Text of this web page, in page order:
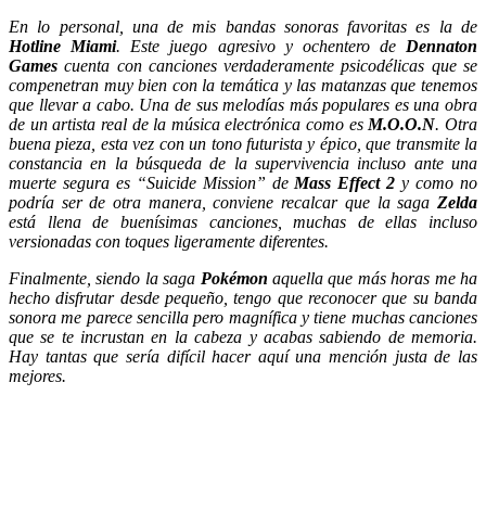
En lo personal, una de mis bandas sonoras favoritas es la de
Hotline Miami. Este juego agresivo y ochentero deDennaton
Games cuenta con canciones verdaderamente psicodélicas que se
compenetran muy bien con la temática y las matanzas que tenemos
que llevar a cabo. Una de sus melodías más populares es una obra
de un artista real de la música electrónica como es M.O.O.N.Otra
buena pieza, esta vez con un tono futurista y épico, que transmite la
constancia en la búsqueda de la supervivencia incluso ante una
muerte segura es “Suicide Mission” de Mass Effect 2y como no
podría ser de otra manera, conviene recalcar que la saga Zelda
está llena de buenísimas canciones, muchas de ellas incluso
versionadas con toques ligeramente diferentes.
Finalmente, siendo la saga Pokémon aquella que más horas me ha
hecho disfrutar desde pequeño, tengo que reconocer que su banda
sonora me parece sencilla pero magnífica y tiene muchas canciones
que se te incrustan en la cabeza y acabas sabiendo de memoria.
Hay tantas que sería difícil hacer aquí una mención justa de las
mejores.